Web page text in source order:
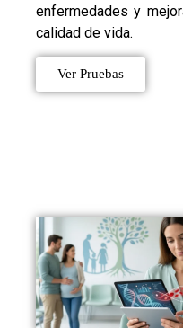
enfermedades y
calidad de vida.
Ver Pruebas